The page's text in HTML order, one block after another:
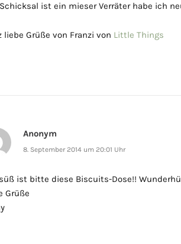
ist ein mieser Verräter habe ich
liebe Grüße von Franzi von Little Things
Anonym
8. September 2014 um 20:01 Uhr
ist bitte diese Biscuits-Dose!!
Grüße